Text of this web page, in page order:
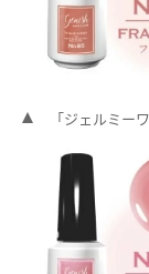
「ジェルミー